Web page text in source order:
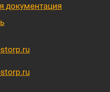
документация